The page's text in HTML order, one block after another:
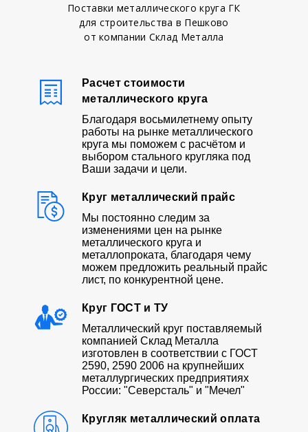
Поставки металлического круга ГК
для строительства в Пешково
от компании Склад Металла
Расчет стоимости
металлического круга
Благодаря восьмилетнему опыту
работы на рынке металлического
круга мы поможем с расчётом и
выбором стального кругляка под
Ваши задачи и цели.
Круг металлический прайс
Мы постоянно следим за
изменениями цен на рынке
металлического круга и
металлопроката, благодаря чему
можем предложить реальный прайс
лист, по конкурентной цене.
Круг ГОСТ и ТУ
Металлический круг поставляемый
компанией Склад Металла
изготовлен в соответствии с ГОСТ
2590, 2590 2006 на крупнейших
металлургических предприятиях
России: "Северсталь" и "Мечел"
Кругляк металлический оплата